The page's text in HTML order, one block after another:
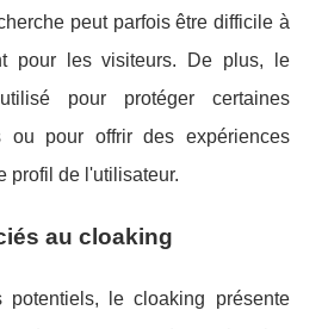
peut parfois être difficile à
pour les visiteurs. De plus, le
pour protéger certaines
ou pour offrir des expériences
profil de l'utilisateur.
au cloaking
potentiels, le cloaking présente